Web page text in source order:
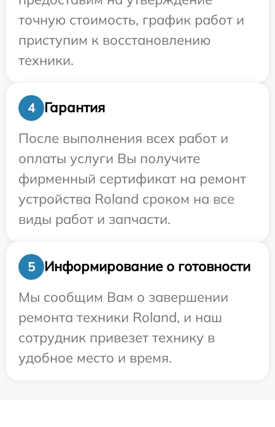
точную стоимость, график работ и
приступим к восстановлению
техники.
4
Гарантия
После выполнения всех работ и
оплаты услуги Вы получите
фирменный сертификат на ремонт
устройства Roland сроком на все
виды работ и запчасти.
5
Информирование о готовности
Мы сообщим Вам о завершении
ремонта техники Roland, и наш
сотрудник привезет технику в
удобное место и время.